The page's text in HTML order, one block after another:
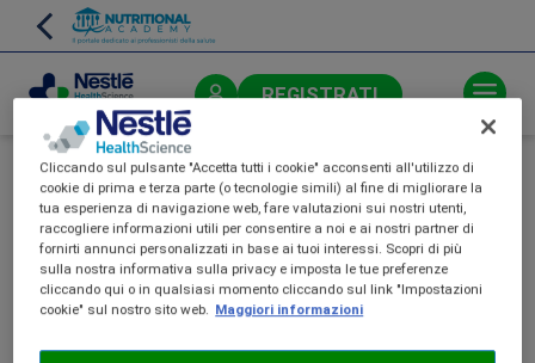
content
REGISTRATI
Questa è una area riservata ai
farmacisti.
Cliccando sul pulsante "Accetta tutti i cookie" acconsenti all'utilizzo di
cookie di prima e terza parte (o tecnologie simili) al fine di migliorare la
tua esperienza di navigazione web, fare valutazioni sui nostri utenti,
raccogliere informazioni utili per consentire a noi e ai nostri partner di
fornirti annunci personalizzati in base ai tuoi interessi. Scopri di più
sulla nostra informativa sulla privacy e imposta le tue preferenze
cliccando qui o in qualsiasi momento cliccando sul link "Impostazioni
cookie" sul nostro sito web.
Maggiori informazioni